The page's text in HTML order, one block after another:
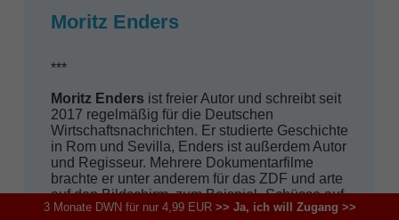
Moritz Enders
***
Moritz Enders ist freier Autor und schreibt seit
2017 regelmäßig für die Deutschen
Wirtschaftsnachrichten. Er studierte Geschichte
in Rom und Sevilla, Enders ist außerdem Autor
und Regisseur. Mehrere Dokumentarfilme
brachte er unter anderem für das ZDF und arte
auf den Bildschirm, zum Beispiel „Schüsse auf
dem Petersplatz – wer wollte den Papst
3 Monate DWN für nur 4,99 EUR>> Ja, ich will Zugang >>